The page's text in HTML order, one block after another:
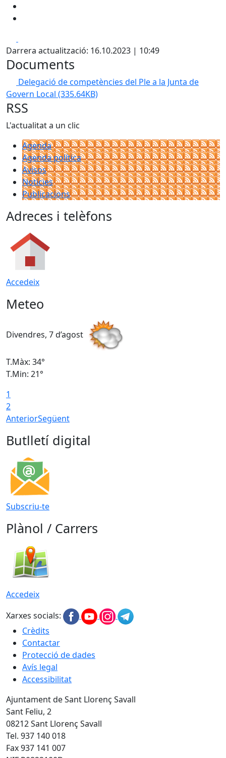
Darrera actualització: 16.10.2023 | 10:49
Documents
Delegació de competències del Ple a la Junta de
Govern Local (335.64KB)
RSS
L'actualitat a un clic
Agenda
Agenda política
Avisos
Notícies
Publicacions
Adreces i telèfons
Accedeix
Meteo
Divendres, 7 d’agost
T.Màx: 34°
T.Min: 21°
1
2
AnteriorSegüent
Butlletí digital
Subscriu-te
Plànol / Carrers
Accedeix
Xarxes socials:
Crèdits
Contactar
Protecció de dades
Avís legal
Accessibilitat
Ajuntament de Sant Llorenç Savall
Sant Feliu, 2
08212 Sant Llorenç Savall
Tel. 937 140 018
Fax 937 141 007